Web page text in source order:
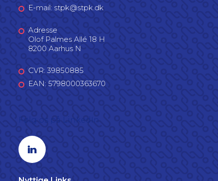
E-mail: stpk@stpk.dk
Adresse
Olof Palmes Allé 18 H
8200 Aarhus N
CVR: 39850885
EAN: 5798000363670
Linkedin profil